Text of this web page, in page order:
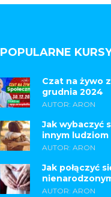
POPULARNE
Czat na żywo
grudnia 2024
AUTOR: ARON
Jak wybaczyć
innym ludziom
AUTOR: ARON
Jak połączyć
AUTOR: ARON